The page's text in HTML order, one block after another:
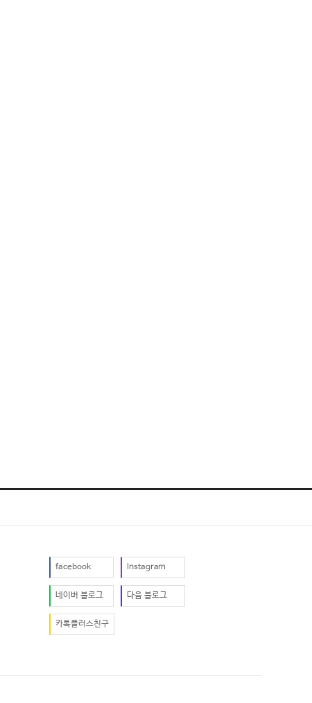
facebook Instagram
네이버 블로그 다음 블로그
카톡플러스친구